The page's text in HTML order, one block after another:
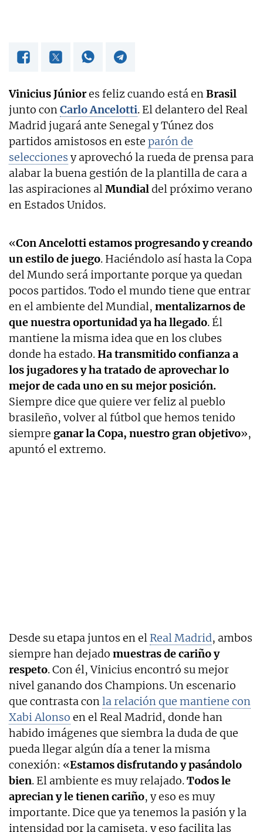
Vinicius Júniores feliz cuando está enBrasil
junto conCarlo Ancelotti. El delantero del Real
Madrid jugará ante Senegal y Túnez dos
partidos amistosos en este parón de
selecciones y aprovechó la rueda de prensa para
alabar la buena gestión de la plantilla de cara a
las aspiraciones alMundialdel próximo verano
en Estados Unidos.
«Con Ancelotti estamos progresando y creando
un estilo de juego. Haciéndolo así hasta la Copa
del Mundo será importante porque ya quedan
pocos partidos. Todo el mundo tiene que entrar
en el ambiente del Mundial, mentalizarnos de
que nuestra oportunidad ya ha llegado. Él
mantiene la misma idea que en los clubes
donde ha estado.Ha transmitido confianza a
los jugadores y ha tratado de aprovechar lo
mejor de cada uno en su mejor posición.
Siempre dice que quiere ver feliz al pueblo
brasileño, volver al fútbol que hemos tenido
siempre ganar la Copa, nuestro gran objetivo»,
apuntó el extremo.
Desde su etapa juntos en el Real Madrid, ambos
siempre han dejado muestras de cariño y
respeto. Con él, Vinicius encontró su mejor
nivel ganando dos Champions. Un escenario
que contrasta conla relación que mantiene con
Xabi Alonso en el Real Madrid, donde han
habido imágenes que siembra la duda de que
pueda llegar algún día a tener la misma
conexión: «Estamos disfrutando y pasándolo
bien. El ambiente es muy relajado.Todos le
aprecian y le tienen cariño, y eso es muy
importante. Dice que ya tenemos la pasión y la
intensidad por la camiseta, y eso facilita las